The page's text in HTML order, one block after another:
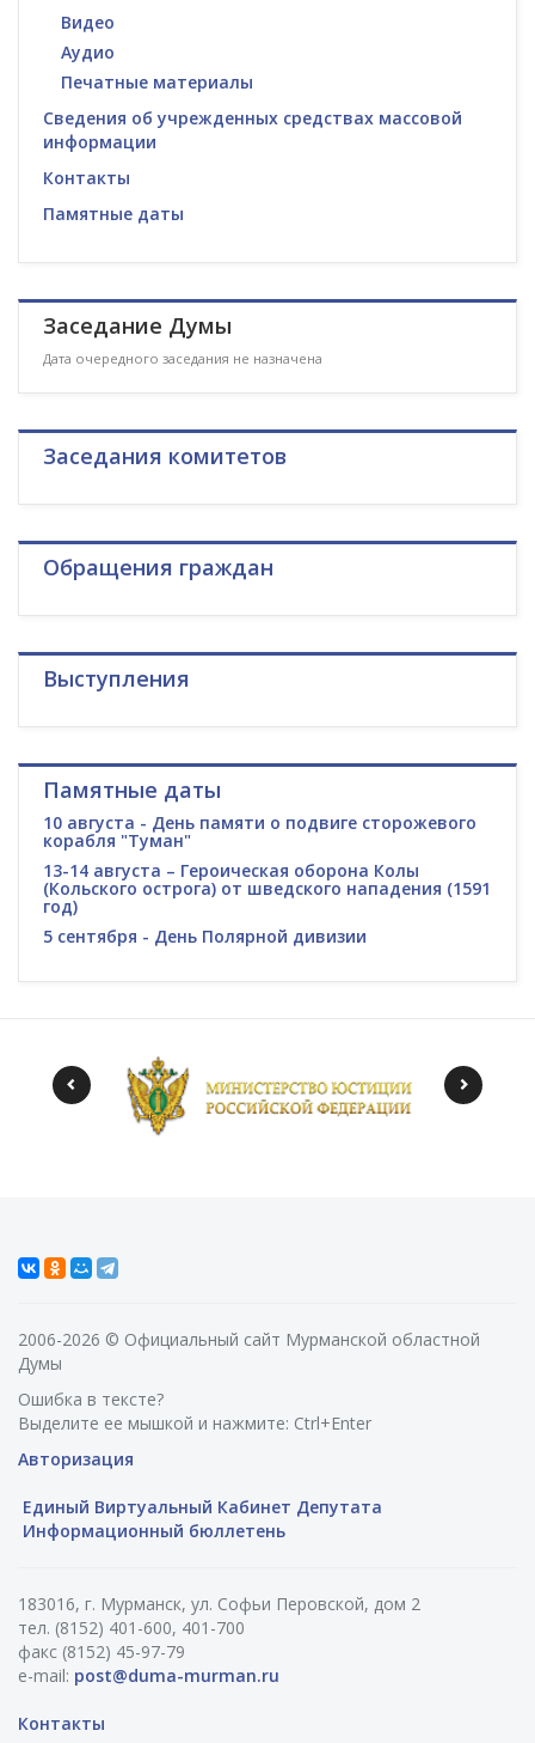
Видео
Аудио
Печатные материалы
Сведения об учрежденных средствах массовой
информации
Контакты
Памятные даты
Заседание Думы
Дата очередного заседания не назначена
Заседания комитетов
Обращения граждан
Выступления
Памятные даты
10 августа - День памяти о подвиге сторожевого
корабля "Туман"
13-14 августа – Героическая оборона Колы
(Кольского острога) от шведского нападения (1591
год)
5 сентября - День Полярной дивизии
2006-2026 © Официальный сайт Мурманской областной
Думы
Ошибка в тексте?
Выделите ее мышкой и нажмите: Ctrl+Enter
Авторизация
Единый Виртуальный Кабинет Депутата
Информационный бюллетень
183016, г. Мурманск, ул. Софьи Перовской, дом 2
тел. (8152) 401-600, 401-700
факс (8152) 45-97-79
e-mail: post@duma-murman.ru
Контакты